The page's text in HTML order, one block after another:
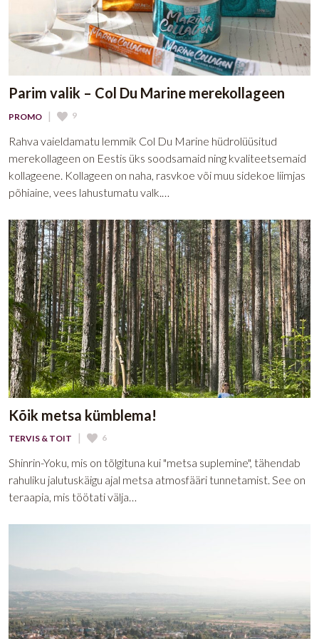
Parim valik – Col Du Marine merekollageen
PROMO | 9
Rahva vaieldamatu lemmik Col Du Marine hüdrolüüsitud
merekollageen on Eestis üks soodsamaid ning kvaliteetsemaid
kollageene. Kollageen on naha, rasvkoe või muu sidekoe liimjas
põhiaine, vees lahustumatu valk.…
Kõik metsa kümblema!
TERVIS & TOIT | 6
Shinrin-Yoku, mis on tõlgituna kui "metsa suplemine", tähendab
rahuliku jalutuskäigu ajal metsa atmosfääri tunnetamist. See on
teraapia, mis töötati välja…